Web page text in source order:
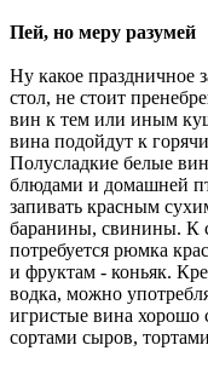
Пей, но меру разумей
Ну какое праздничное
стол, не стоит
вин к тем или иным
вина подойдут к
Полусладкие белые
блюдами и домашней
запивать красным
баранины, свинины. К
потребуется рюмка
и фруктам - коньяк.
водка, можно
игристые вина хорошо
сортами сыров,